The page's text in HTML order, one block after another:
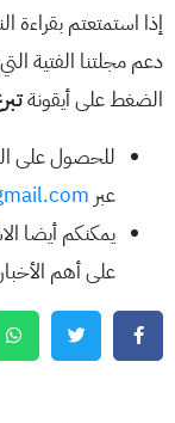
إذا استمتعتم بقراءة
دعم مجلتنا الفتية
الضغط على أيقونة
للحصول على
عبر
يمكنكم أيضا
على أهم الأخبار